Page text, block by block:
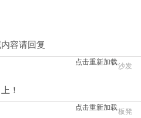
容请回复
点击重新加载沙发
！
点击重新加载板凳